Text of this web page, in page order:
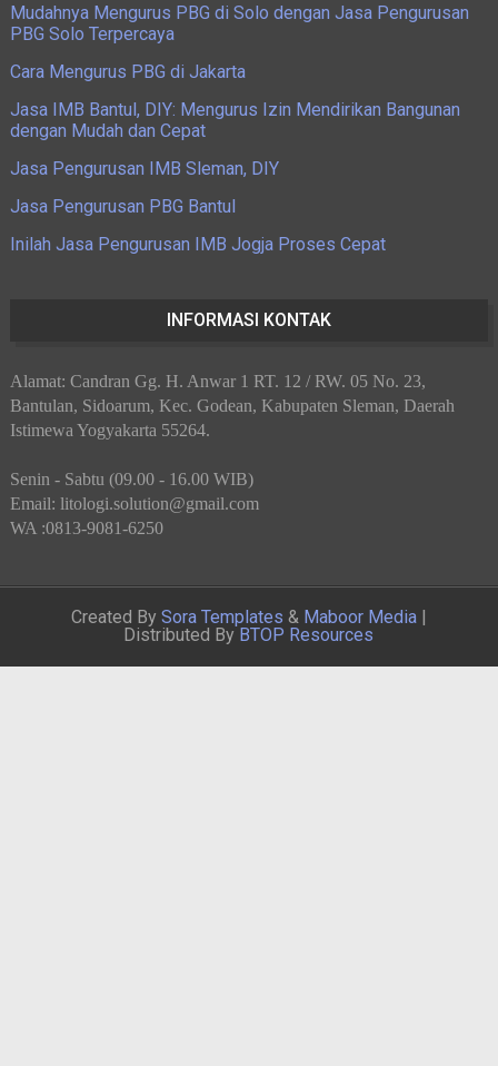
Mudahnya Mengurus PBG di Solo dengan Jasa Pengurusan
PBG Solo Terpercaya
Cara Mengurus PBG di Jakarta
Jasa IMB Bantul, DIY: Mengurus Izin Mendirikan Bangunan
dengan Mudah dan Cepat
Jasa Pengurusan IMB Sleman, DIY
Jasa Pengurusan PBG Bantul
Inilah Jasa Pengurusan IMB Jogja Proses Cepat
INFORMASI KONTAK
Alamat: Candran Gg. H. Anwar 1 RT. 12 / RW. 05 No. 23,
Bantulan, Sidoarum, Kec. Godean, Kabupaten Sleman, Daerah
Istimewa Yogyakarta 55264.
Senin - Sabtu (09.00 - 16.00 WIB)
Email: litologi.solution@gmail.com
WA :0813-9081-6250
Created By Sora Templates & Maboor Media|
Distributed By BTOP Resources